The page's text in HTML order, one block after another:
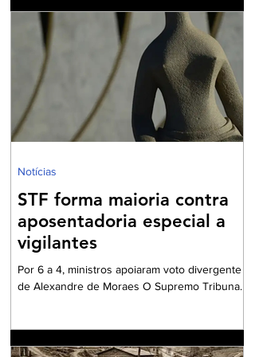
filhos exclusivos do falecido oriundos de
relacionamentos anteriores —, o medo da
perda do teto costuma ser uma preocupação
recorrente. A indagação central que norteia
este artigo pode ser resumida em uma dúvida
comum e frequente: "É verdade que quando
meu marido falecer
STF forma maioria contra
aposentadoria especial a
vigilantes
Por 6 a 4, ministros apoiaram voto divergente
de Alexandre de Moraes O Supremo Tribunal
vigilância. Por seis votos a quatro, os ministros
Notícias